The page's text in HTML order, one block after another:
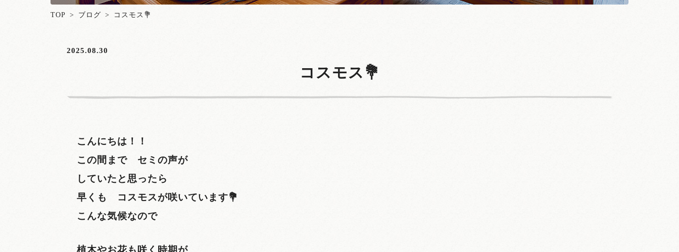
TOP > ブログ > コスモス💐
2025.08.30
コスモス💐
こんにちは！！
この間まで セミの声が
していたと思ったら
早くも コスモスが咲いています💐
こんな気候なので
植木やお花も咲く時期が